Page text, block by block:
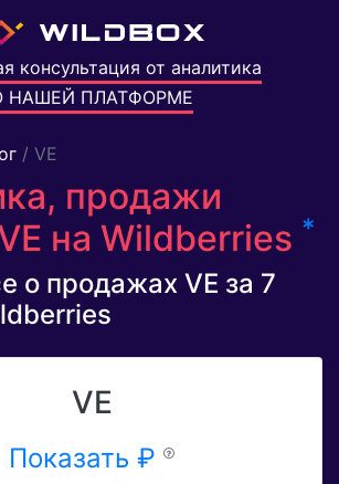
консультация от аналитика
НАШЕЙ ПЛАТФОРМЕ
/ VE
продажи
на Wildberries *
о продажах VE за 7
VE
Показать ₽